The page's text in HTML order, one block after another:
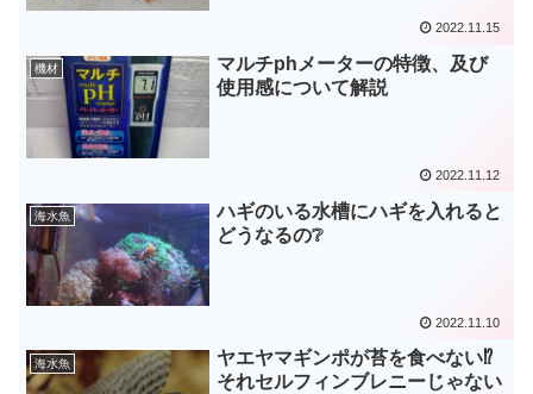
2022.11.15
機材
マルチphメーターの特徴、及び
使用感について解説
2022.11.12
海水魚
ハギのいる水槽にハギを入れると
どうなるの❔
2022.11.10
海水魚
ヤエヤマギンポが苔を食べない⁉️
それセルフィンブレニーじゃない